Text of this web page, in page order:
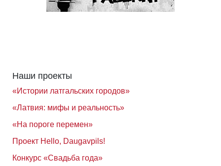
Наши проекты
«Истории латгальских городов»
«Латвия: мифы и реальность»
«На пороге перемен»
Проект Hello, Daugavpils!
Конкурс «Свадьба года»